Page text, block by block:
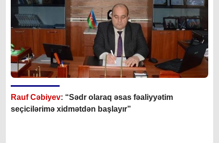
Rauf Cəbiyev: “Sədr olaraq əsas fəaliyyətim
seçicilərimə xidmətdən başlayır”